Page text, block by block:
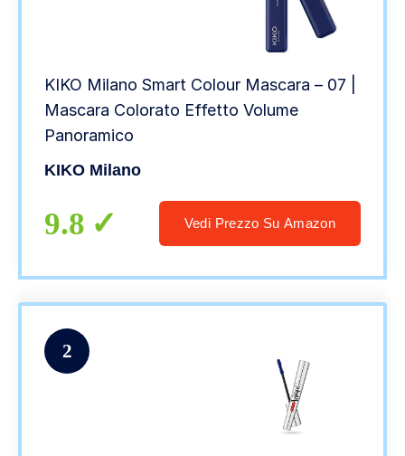
KIKO Milano Smart Colour Mascara – 07 |
Mascara Colorato Effetto Volume
Panoramico
KIKO Milano
9.8 Vedi Prezzo Su Amazon
2